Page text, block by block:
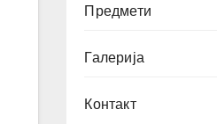
Предмети
Галерија
Контакт